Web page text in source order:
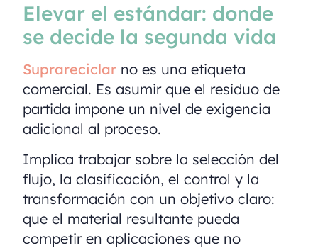
Elevar el estándar: donde
se decide la segunda vida
Suprareciclar no es una etiqueta
comercial. Es asumir que el residuo de
partida impone un nivel de exigencia
adicional al proceso.
Implica trabajar sobre la selección del
flujo, la clasificación, el control y la
transformación con un objetivo claro:
que el material resultante pueda
competir en aplicaciones que no